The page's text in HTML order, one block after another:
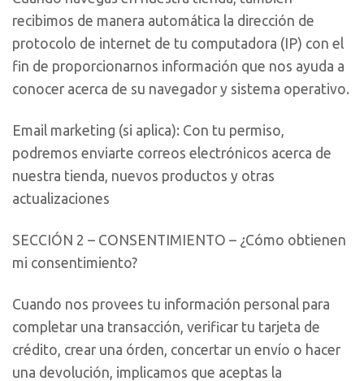
recibimos de manera automática la dirección de
protocolo de internet de tu computadora (IP) con el
fin de proporcionarnos información que nos ayuda a
conocer acerca de su navegador y sistema operativo.
Email marketing (si aplica): Con tu permiso,
podremos enviarte correos electrónicos acerca de
nuestra tienda, nuevos productos y otras
actualizaciones
SECCIÓN 2 – CONSENTIMIENTO – ¿Cómo obtienen
mi consentimiento?
Cuando nos provees tu información personal para
completar una transacción, verificar tu tarjeta de
crédito, crear una órden, concertar un envío o hacer
una devolución, implicamos que aceptas la